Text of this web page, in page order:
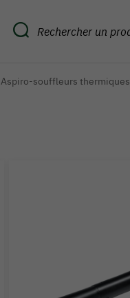
Aspiro-souffleurs thermiques